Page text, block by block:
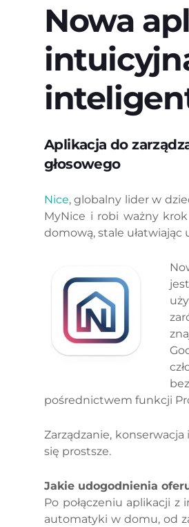
Nowa
Aplikacja do
głosowego
Nice, globalny lider w
MyNice i robi ważny
domową, stale
pośrednictwem funkcji
Zarządzanie,
się prostsze.
Jakie udogodnienia
Po połączeniu aplikacji
automatyki w domu, od